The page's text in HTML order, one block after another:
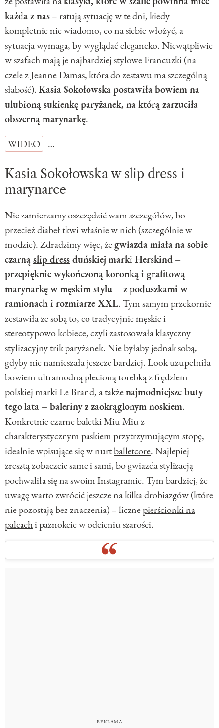
każda z nas– ratują sytuację w te dni, kiedy
kompletnie nie wiadomo, co na siebie włożyć, a
sytuacja wymaga, by wyglądać elegancko. Niewątpliwie
w szafach mają je najbardziej stylowe Francuzki (na
czele z Jeanne Damas, która do zestawu ma szczególną
słabość).Kasia Sokołowska postawiła bowiem na
ulubioną sukienkę paryżanek, na którą zarzuciła
obszerną marynarkę.
WIDEO
…
Kasia Sokołowska w slip dress i
marynarce
Nie zamierzamy oszczędzić wam szczegółów, bo
przecież diabeł tkwi właśnie w nich (szczególnie w
modzie). Zdradzimy więc, żegwiazda miała na sobie
czarnąslip dressduńskiej marki Herskind –
przepięknie wykończoną koronką i grafitową
marynarkę w męskim stylu – z poduszkami w
ramionach i rozmiarze XXL. Tym samym przekornie
zestawiła ze sobą to, co tradycyjnie męskie i
stereotypowo kobiece, czyli zastosowała klasyczny
stylizacyjny trik paryżanek. Nie byłaby jednak sobą,
gdyby nie namieszała jeszcze bardziej. Look uzupełniła
bowiem ultramodną plecioną torebką z frędzlem
polskiej marki Le Brand, a takżenajmodniejsze buty
tego lata – baleriny z zaokrąglonym noskiem.
Konkretnie czarne baletki Miu Miu z
charakterystycznym paskiem przytrzymującym stopę,
idealnie wpisujące się w nurtballetcore. Najlepiej
zresztą zobaczcie same i sami, bo gwiazda stylizacją
pochwaliła się na swoim Instagramie. Tym bardziej, że
uwagę warto zwrócić jeszcze na kilka drobiazgów (które
nie pozostają bez znaczenia) – licznepierścionki na
palcachi paznokcie w odcieniu szarości.